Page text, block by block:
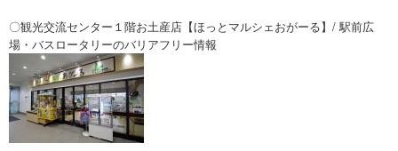
〇観光交流センター１階お土産店【ほっとマルシェおがーる】/ 駅前広
場・バスロータリーのバリアフリー情報